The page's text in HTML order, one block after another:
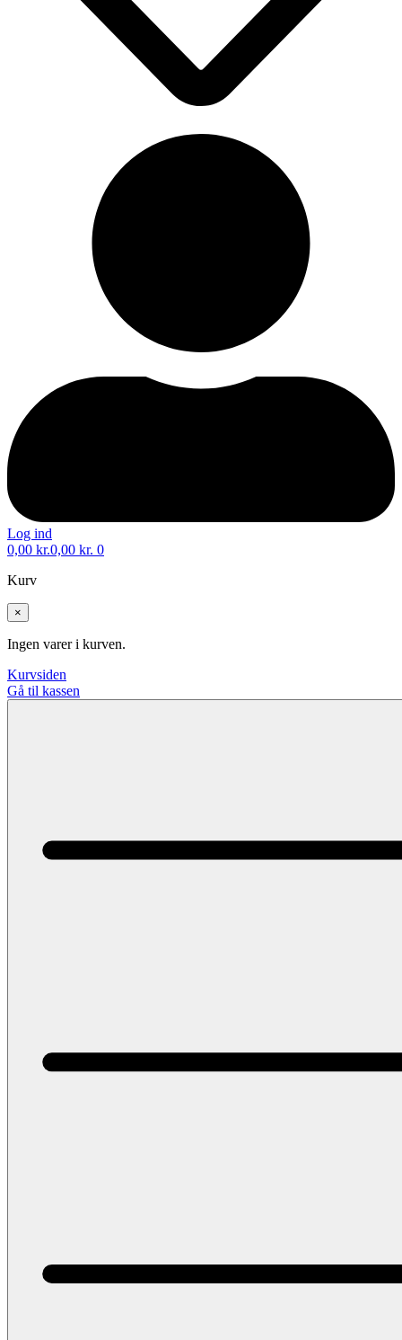
Log ind
0,00 kr.0,00 kr. 0
Kurv
×
Ingen varer i kurven.
Kurvsiden
Gå til kassen